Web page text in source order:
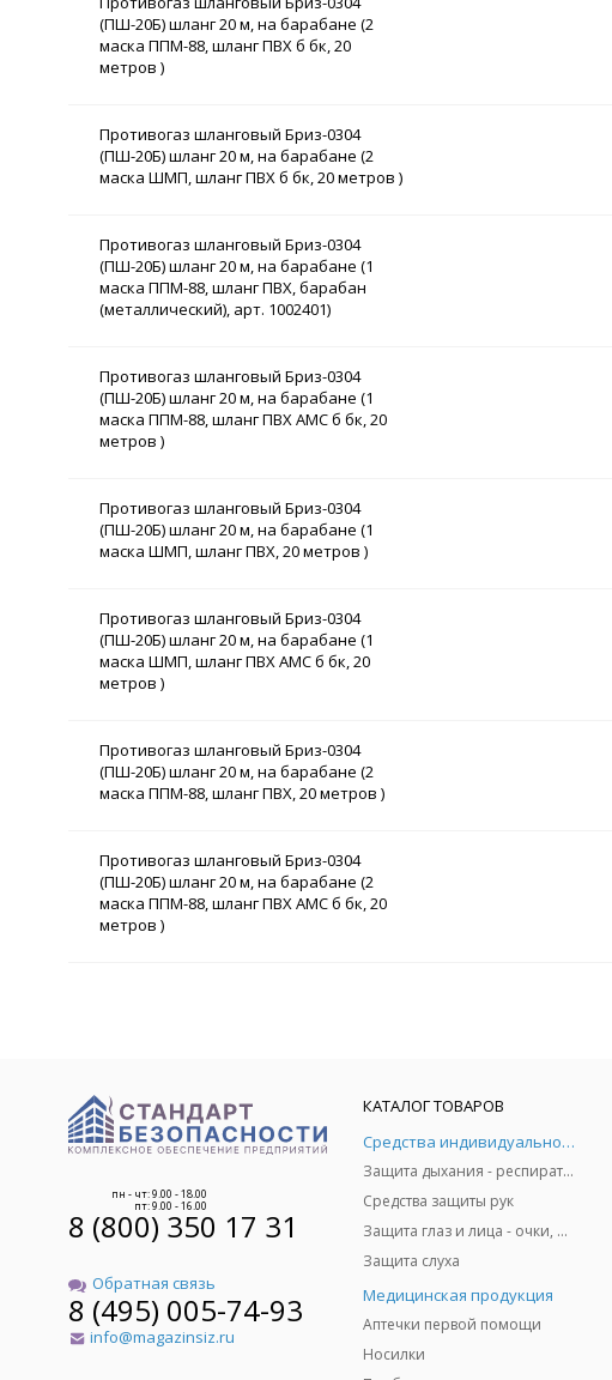
(ПШ-20Б) шланг 20 м, на барабане (2
маска ППМ-88, шланг ПВХ б бк, 20
метров )
Противогаз шланговый Бриз-0304
(ПШ-20Б) шланг 20 м, на барабане (2
маска ШМП, шланг ПВХ б бк, 20 метров )
Противогаз шланговый Бриз-0304
(ПШ-20Б) шланг 20 м, на барабане (1
маска ППМ-88, шланг ПВХ, барабан
(металлический), арт. 1002401)
Противогаз шланговый Бриз-0304
(ПШ-20Б) шланг 20 м, на барабане (1
маска ППМ-88, шланг ПВХ АМС б бк, 20
метров )
Противогаз шланговый Бриз-0304
(ПШ-20Б) шланг 20 м, на барабане (1
маска ШМП, шланг ПВХ, 20 метров )
Противогаз шланговый Бриз-0304
(ПШ-20Б) шланг 20 м, на барабане (1
маска ШМП, шланг ПВХ АМС б бк, 20
метров )
Противогаз шланговый Бриз-0304
(ПШ-20Б) шланг 20 м, на барабане (2
маска ППМ-88, шланг ПВХ, 20 метров )
Противогаз шланговый Бриз-0304
(ПШ-20Б) шланг 20 м, на барабане (2
маска ППМ-88, шланг ПВХ АМС б бк, 20
метров )
пн - чт: 9.00 - 18.00
пт: 9.00 - 16.00
8 (800) 350 17 31
Обратная связь
8 (495) 005-74-93
info@magazinsiz.ru
КАТАЛОГ ТОВАРОВ
Средства индивидуальной защиты
Защита дыхания - респираторы, противогазы, фильтры, дозиметры
Средства защиты рук
Защита глаз и лица - очки, щитки
Защита слуха
Медицинская продукция
Аптечки первой помощи
Носилки